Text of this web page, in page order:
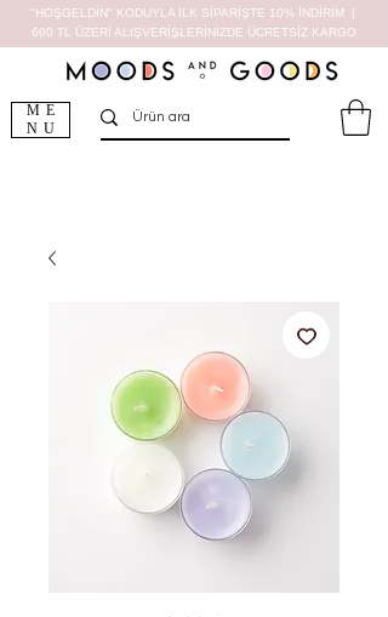
ME
NU
"HOŞGELDİN" KODUYLA İLK SİPARİŞTE 10% İNDİRİM |
600 TL ÜZERİ ALIŞVERİŞLERİNİZDE ÜCRETSİZ KARGO